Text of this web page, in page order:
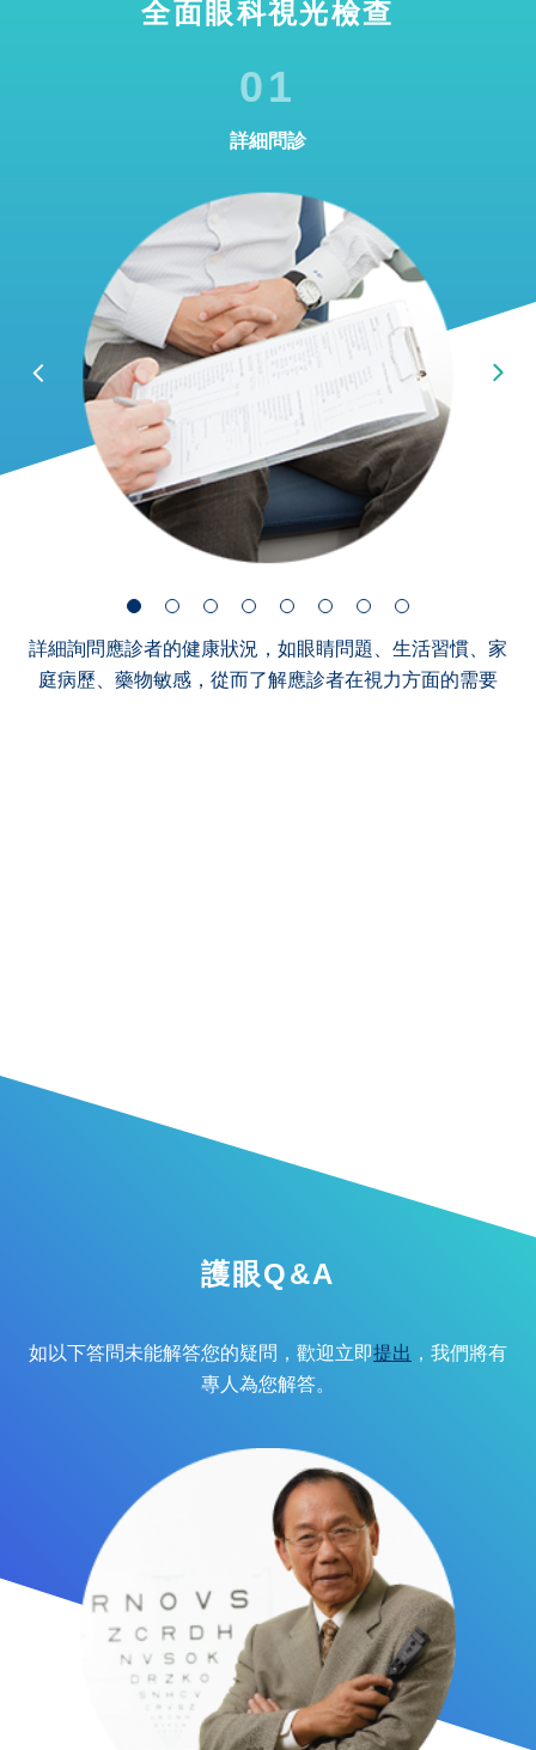
全面眼科視光檢查
01
詳細問診
詳細詢問應診者的健康狀況，如眼睛問題、生活習慣、家
庭病歷、藥物敏感，從而了解應診者在視力方面的需要
護眼Q&A
如以下答問未能解答您的疑問，歡迎立即提出 ，我們將有
專人為您解答。